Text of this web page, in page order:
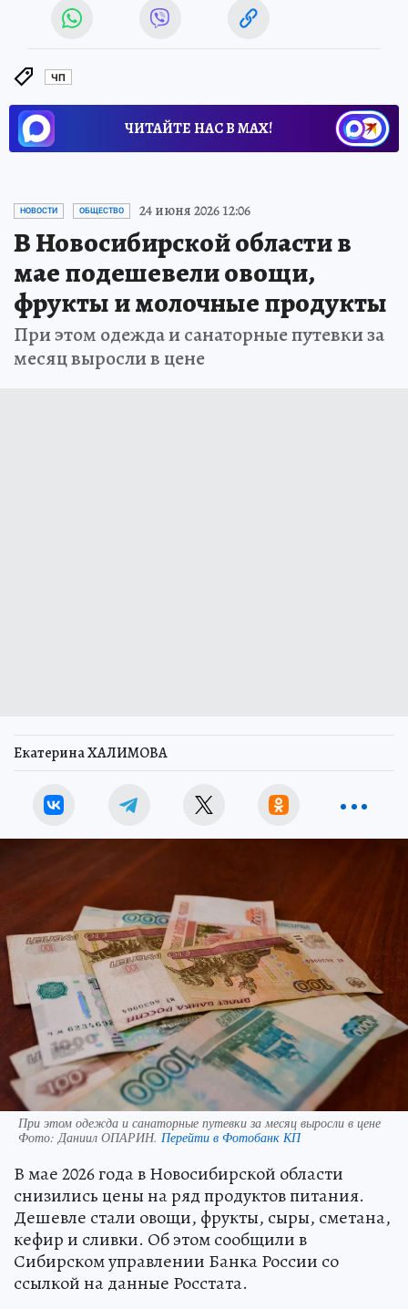
ЧП
ЧИТАЙТЕ НАС В МАХ!
НОВОСТИ ОБЩЕСТВО 24 июня 2026 12:06
В Новосибирской области в
мае подешевели овощи,
фрукты и молочные продукты
При этом одежда и санаторные путевки за
месяц выросли в цене
Екатерина ХАЛИМОВА
При этом одежда и санаторные путевки за месяц выросли в цене
Фото:Даниил ОПАРИН. Перейти в Фотобанк КП
В мае 2026 года в Новосибирской области
снизились цены на ряд продуктов питания.
Дешевле стали овощи, фрукты, сыры, сметана,
кефир и сливки. Об этом сообщили в
Сибирском управлении Банка России со
ссылкой на данные Росстата.